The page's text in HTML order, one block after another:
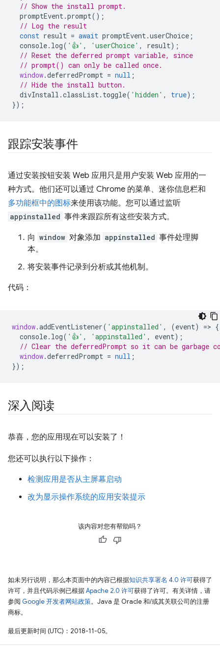
// Show the install prompt.
promptEvent.prompt();
// Log the result
const result = await promptEvent.userChoice ;
console. log( '👍' , 'userChoice' , result);
// Reset the deferred prompt variable, since
// prompt() can only be called once.
window.deferredPrompt = null ;
// Hide the install button.
divInstall .classList. toggle( 'hidden' , true);
});
跟踪安装事件
通过安装按钮安装 Web 应用只是用户安装 Web 应用的一
种方式。他们还可以通过 Chrome 的菜单、迷你信息栏和
多功能框中的图标来使用该功能。您可以通过监听
appinstalled 事件来跟踪所有这些安装方式。
向 window 对象添加 appinstalled 事件处理脚
本。
将安装事件记录到分析或其他机制。
代码：
window.addEventListener( 'appinstalled' , (event) => {
console. log( '👍' , 'appinstalled' , event);
// Clear the deferredPrompt so it can be garbage
window.deferredPrompt = null ;
});
深入阅读
恭喜，您的应用现在可以安装了！
您还可以执行以下操作：
检测应用是否从主屏幕启动
改为显示操作系统的应用安装提示
该内容对您有帮助吗？
如未另行说明，那么本页面中的内容已根据知识共享署名 4.0 许可获得了
许可，并且代码示例已根据Apache 2.0 许可获得了许可。有关详情，请
参阅 Google 开发者网站政策。Java 是 Oracle 和/或其关联公司的注册
商标。
最后更新时间 (UTC)：2018-11-05。